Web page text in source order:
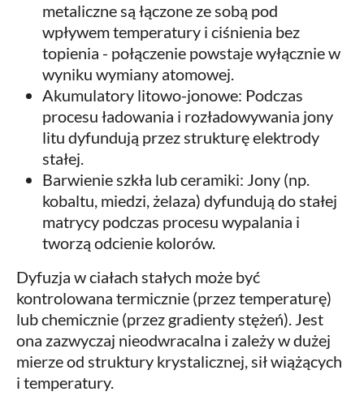
metaliczne są łączone ze sobą pod
wpływem temperatury i ciśnienia bez
topienia - połączenie powstaje wyłącznie w
wyniku wymiany atomowej.
Akumulatory litowo-jonowe: Podczas
procesu ładowania i rozładowywania jony
litu dyfundują przez strukturę elektrody
stałej.
Barwienie szkła lub ceramiki: Jony (np.
kobaltu, miedzi, żelaza) dyfundują do stałej
matrycy podczas procesu wypalania i
tworzą odcienie kolorów.
Dyfuzja w ciałach stałych może być
kontrolowana termicznie (przez temperaturę)
lub chemicznie (przez gradienty stężeń). Jest
ona zazwyczaj nieodwracalna i zależy w dużej
mierze od struktury krystalicznej, sił wiążących
i temperatury.